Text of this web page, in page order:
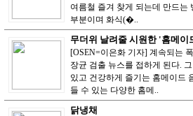
여름철 즐겨 찾게 되는데 만드는
부분이며 화식(�..
무더위 날려줄 시원한 '홈메이
[OSEN=이은화 기자] 계속되는
장균 검출 뉴스를 접하게 된다.
있고 건강하게 즐기는 홈메이드
들 수 있는 다양한 홈메..
닭냉채